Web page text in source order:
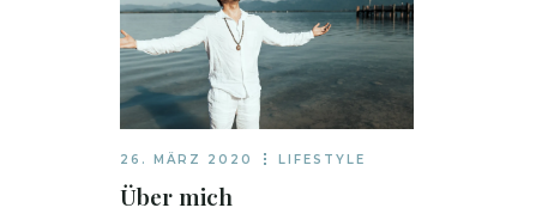
26. MÄRZ 2020 LIFESTYLE
Über mich